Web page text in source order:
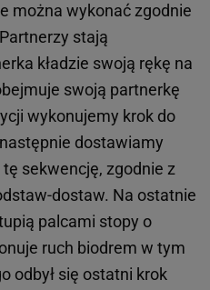
można wykonać zgodnie
stają
kładzie swoją rękę na
swoją partnerkę
wykonujemy krok do
dostawiamy
sekwencję, zgodnie z
dostaw. Na ostatnie
palcami stopy o
ruch biodrem w tym
odbył się ostatni krok